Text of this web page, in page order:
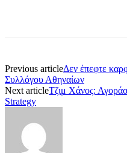
Previous articleΔεν έπεφτε
Συλλόγου Αθηναίων
Next articleΤζιμ Χάνος:
Strategy